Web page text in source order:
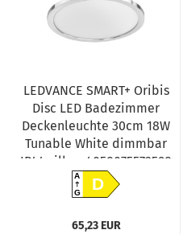
LEDVANCE SMART+ Oribis
Disc LED Badezimmer
Deckenleuchte 30cm 18W
Tunable White dimmbar
IP44 silber 4058075573598
A
GD
65,23 EUR